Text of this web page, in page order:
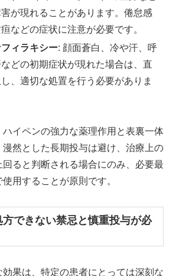
が現れることがあります。倦怠感
などの症状に注意が必要です。
ィラキシー: 顔面蒼白、冷や汗、呼
どの初期症状が現れた場合は、直
、適切な処置を行う必要がありま
ハイペンの強力な薬理作用と表裏一体
然とした長期投与は避け、治療上の
ると判断される場合にのみ、必要最
用することが原則です。
できない禁忌と慎重投与が必
果は、特定の患者にとっては深刻な